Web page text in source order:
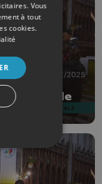
22/12/2025
de
. Vous
à tout
cookies.